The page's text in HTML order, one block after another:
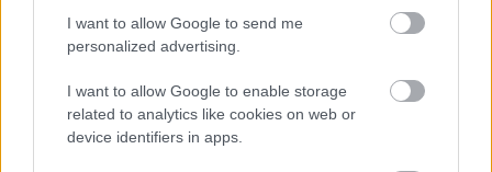
I want to allow Google to send me
personalized advertising.
I want to allow Google to enable storage
related to analytics like cookies on web or
device identifiers in apps.
Három napig Szegedeltem - Vol. 1
JOM413•2026. június 06.